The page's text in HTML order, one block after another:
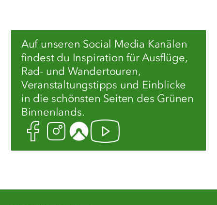
Auf unseren Social Media Kanälen
findest du Inspiration für Ausflüge,
Rad- und Wandertouren,
Veranstaltungstipps und Einblicke
in die schönsten Seiten des Grünen
Binnenlands.
FacebookInstagram
KomootYoutube